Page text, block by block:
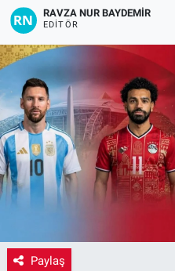
RAVZA NUR BAYDEMIR
EDITÖR
Paylaş
Yaşam
VEFATLAR